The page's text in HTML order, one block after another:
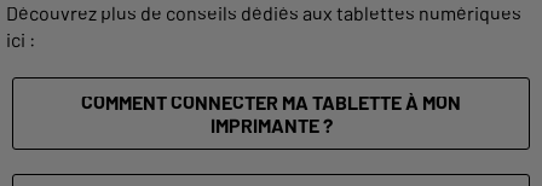
Découvrez plus de conseils dédiés aux tablettes numériques
ici :
COMMENT CONNECTER MA TABLETTE À MON
IMPRIMANTE ?